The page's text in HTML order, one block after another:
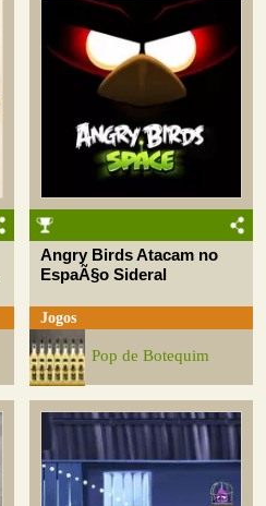
Angry Birds Atacam no
EspaÃ§o Sideral
Jogos
Pop de Botequim